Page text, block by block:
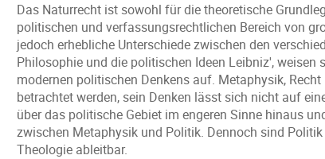
Das Naturrecht ist sowohl für die theoretische
politischen und verfassungsrechtlichen Bereich von
jedoch erhebliche Unterschiede zwischen den
Philosophie und die politischen Ideen Leibniz', weisen
modernen politischen Denkens auf. Metaphysik,
betrachtet werden, sein Denken lässt sich nicht auf
über das politische Gebiet im engeren Sinne hinaus
zwischen Metaphysik und Politik. Dennoch sind
Theologie ableitbar.